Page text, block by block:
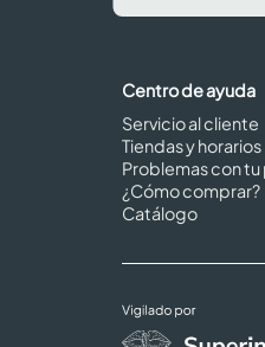
Centro de ayuda
Servicio al cliente
Tiendas y horarios
Problemas con
¿Cómo comprar?
Catálogo